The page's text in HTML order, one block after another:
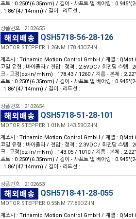
프트 : 0.250"(6.35mm) / 길이 - 샤프트 및 베어링 :
: 1.86"(47.14mm) / 길이 - 리드선 :
상품번호 : 2102655
QSH5718-56-28-126
MOTOR STEPPER 1.26NM 178.43OZ-IN
제조사 : Trinamic Motion Control GmbH / 계열 : QMot
코일 유형 : 바이폴라 / 전압 - 정격 : 2.5VDC / 회전당 스텝 :
크 - 고정(oz-in/mNm) : 178.43 / 1260 / 지름 - 본체 :
프트 : 0.250"(6.35mm) / 길이 - 샤프트 및 베어링 :
: 1.86"(47.14mm) / 길이 - 리드선 :
상품번호 : 2102654
QSH5718-51-28-101
MOTOR STEPPER 1.01NM 143.59OZ-IN
제조사 : Trinamic Motion Control GmbH / 계열 : QMot
코일 유형 : 바이폴라 / 전압 - 정격 : 2.3VDC / 회전당 스텝 :
크 - 고정(oz-in/mNm) : 143.05 / 1010 / 지름 - 본체 :
프트 : 0.250"(6.35mm) / 길이 - 샤프트 및 베어링 :
: 1.86"(47.14mm) / 길이 - 리드선 :
상품번호 : 2102653
QSH5718-41-28-055
MOTOR STEPPER 0.55NM 77.89OZ-IN
제조사 : Trinamic Motion Control GmbH / 계열 : QMot